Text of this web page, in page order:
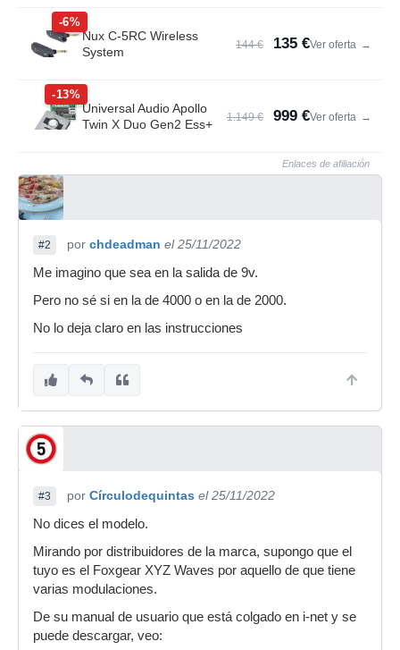
-6%
Nux C-5RC Wireless
System
144 € 135 €Ver oferta →
-13%
Universal Audio Apollo
Twin X Duo Gen2 Ess+
1.149 € 999 €Ver oferta →
Enlaces de afiliación
#2 por chdeadman el 25/11/2022
Me imagino que sea en la salida de 9v.
Pero no sé si en la de 4000 o en la de 2000.
No lo deja claro en las instrucciones
#3 por Círculodequintas el 25/11/2022
No dices el modelo.
Mirando por distribuidores de la marca, supongo que el
tuyo es el Foxgear XYZ Waves por aquello de que tiene
varias modulaciones.
De su manual de usuario que está colgado en i-net y se
puede descargar, veo: